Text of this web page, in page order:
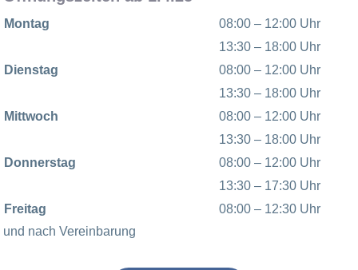
Montag
08:00 – 12:00 Uhr
13:30 – 18:00 Uhr
Dienstag
08:00 – 12:00 Uhr
13:30 – 18:00 Uhr
Mittwoch
08:00 – 12:00 Uhr
13:30 – 18:00 Uhr
Donnerstag
08:00 – 12:00 Uhr
13:30 – 17:30 Uhr
Freitag
08:00 – 12:30 Uhr
und nach Vereinbarung